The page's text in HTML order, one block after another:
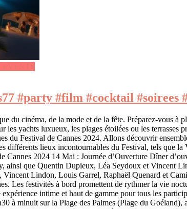
EVENTS
#party #film #cocktail #soirees
du cinéma, de la mode et de la fête. Préparez-vous à
yachts luxueux, les plages étoilées ou les terrasses
du Festival de Cannes 2024. Allons découvrir
différents lieux incontournables du Festival, tels que
2024 14 Mai : Journée d’Ouverture Dîner
ainsi que Quentin Dupieux, Léa Seydoux et Vincent
Lindon, Louis Garrel, Raphaël Quenard et
Les festivités à bord promettent de rythmer la vie
intime et haut de gamme pour tous les
minuit sur la Plage des Palmes (Plage du Goéland),